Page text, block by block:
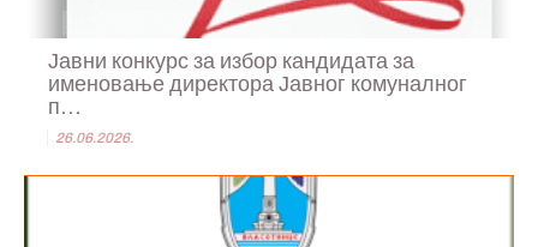
Јавни конкурс за избор кандидата за
именовање директора Јавног комуналног
п...
26.06.2026.